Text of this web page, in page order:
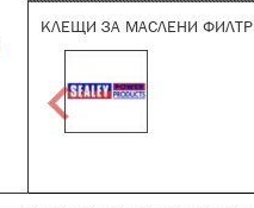
КЛЕЩИ ЗА МАСЛЕНИ